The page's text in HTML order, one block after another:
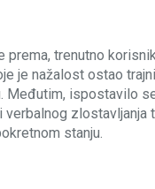
prema, trenutno
je nažalost ostao
ispostavilo
zlostavljanja
stanju.